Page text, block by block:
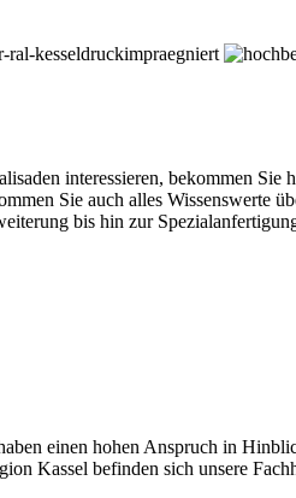
interessieren, bekommen Sie
Sie auch alles Wissenswerte
bis hin zur
einen hohen Anspruch in
Kassel befinden sich unsere